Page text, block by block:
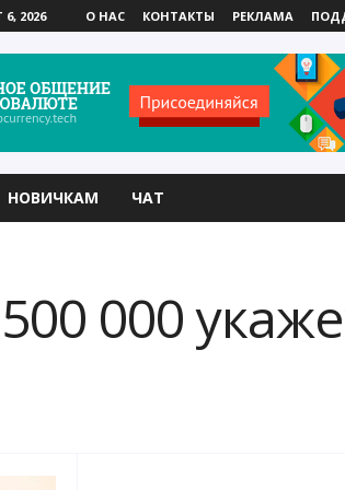
2026 О НАС КОНТАКТЫ РЕКЛАМА
НОВИЧКАМ ЧАТ
000